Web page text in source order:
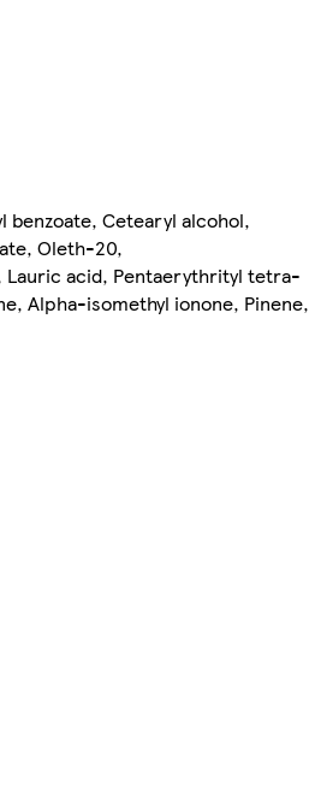
benzoate, Cetearyl alcohol,
Oleth-20,
acid, Pentaerythrityl tetra-
Alpha-isomethyl ionone, Pinene,